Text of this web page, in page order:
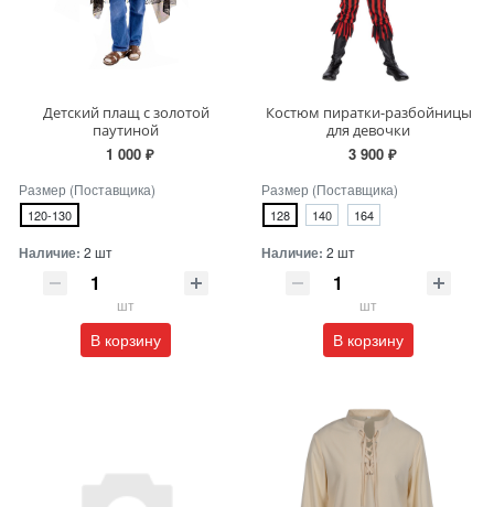
Детский плащ с золотой
паутиной
1 000 ₽
Размер (Поставщика)
120-130
Наличие: 2 шт
шт
В корзину
Костюм пиратки-разбойницы
для девочки
3 900 ₽
Размер (Поставщика)
128 140 164
Наличие: 2 шт
шт
В корзину